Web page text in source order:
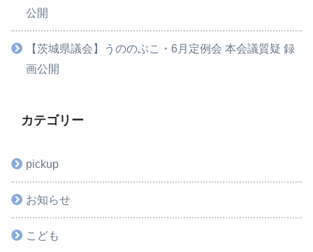
公開
【茨城県議会】うののぶこ・6月定例会 本会議質疑 録
画公開
カテゴリー
pickup
お知らせ
こども